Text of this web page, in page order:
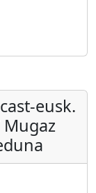
eusk.